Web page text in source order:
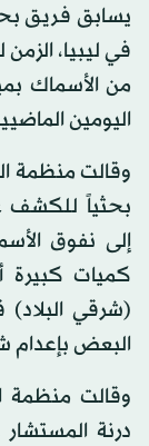
يسابق فريق
في ليبيا،
من الأسماك
اليومين
وقالت منظمة
بحثياً للكشف
إلى نفوق
كميات
(شرقي البلاد)
البعض بإعدام
وقالت منظمة
درنة